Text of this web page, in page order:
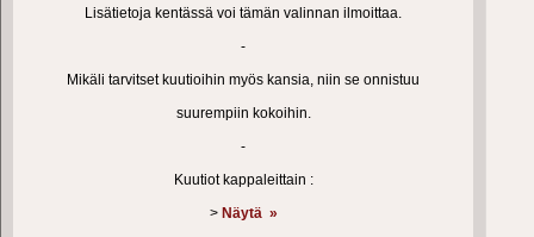
Lisätietoja kentässä voi tämän valinnan ilmoittaa.
-
Mikäli tarvitset kuutioihin myös kansia, niin se onnistuu
suurempiin kokoihin.
-
Kuutiot kappaleittain :
> Näytä »